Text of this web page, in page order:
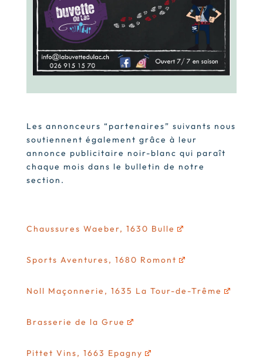
Les annonceurs “partenaires” suivants nous
soutiennent également grâce à leur
annonce publicitaire noir-blanc qui paraît
chaque mois dans le bulletin de notre
section.
Chaussures Waeber, 1630 Bulle
Sports Aventures, 1680 Romont
Noll Maçonnerie, 1635 La Tour-de-Trême
Brasserie de la Grue
Pittet Vins, 1663 Epagny